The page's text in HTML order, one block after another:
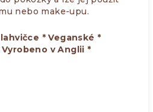
nebo make-upu.
* Veganské *
v Anglii *